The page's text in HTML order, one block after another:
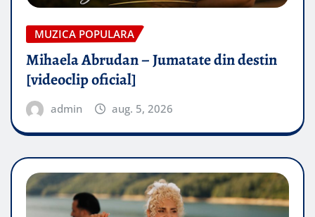
MUZICA POPULARA
Mihaela Abrudan – Jumatate din destin
[videoclip oficial]
admin aug. 5, 2026